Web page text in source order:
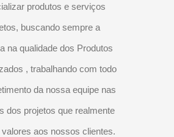
produtos e serviços
buscando sempre a
na qualidade dos Produtos
, trabalhando com todo
da nossa equipe nas
dos projetos que realmente
aos nossos clientes.